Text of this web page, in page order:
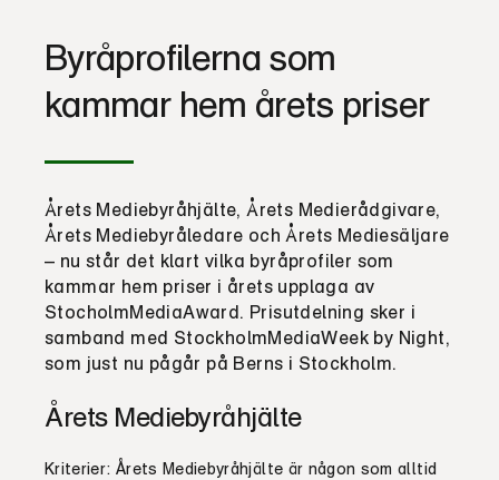
Byråprofilerna som
kammar hem årets priser
Årets Mediebyråhjälte, Årets Medierådgivare,
Årets Mediebyråledare och Årets Mediesäljare
– nu står det klart vilka byråprofiler som
kammar hem priser i årets upplaga av
StocholmMediaAward. Prisutdelning sker i
samband med StockholmMediaWeek by Night,
som just nu pågår på Berns i Stockholm.
Årets Mediebyråhjälte
Kriterier: Årets Mediebyråhjälte är någon som alltid